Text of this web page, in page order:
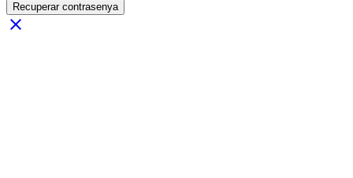
Recuperar contrasenya
close